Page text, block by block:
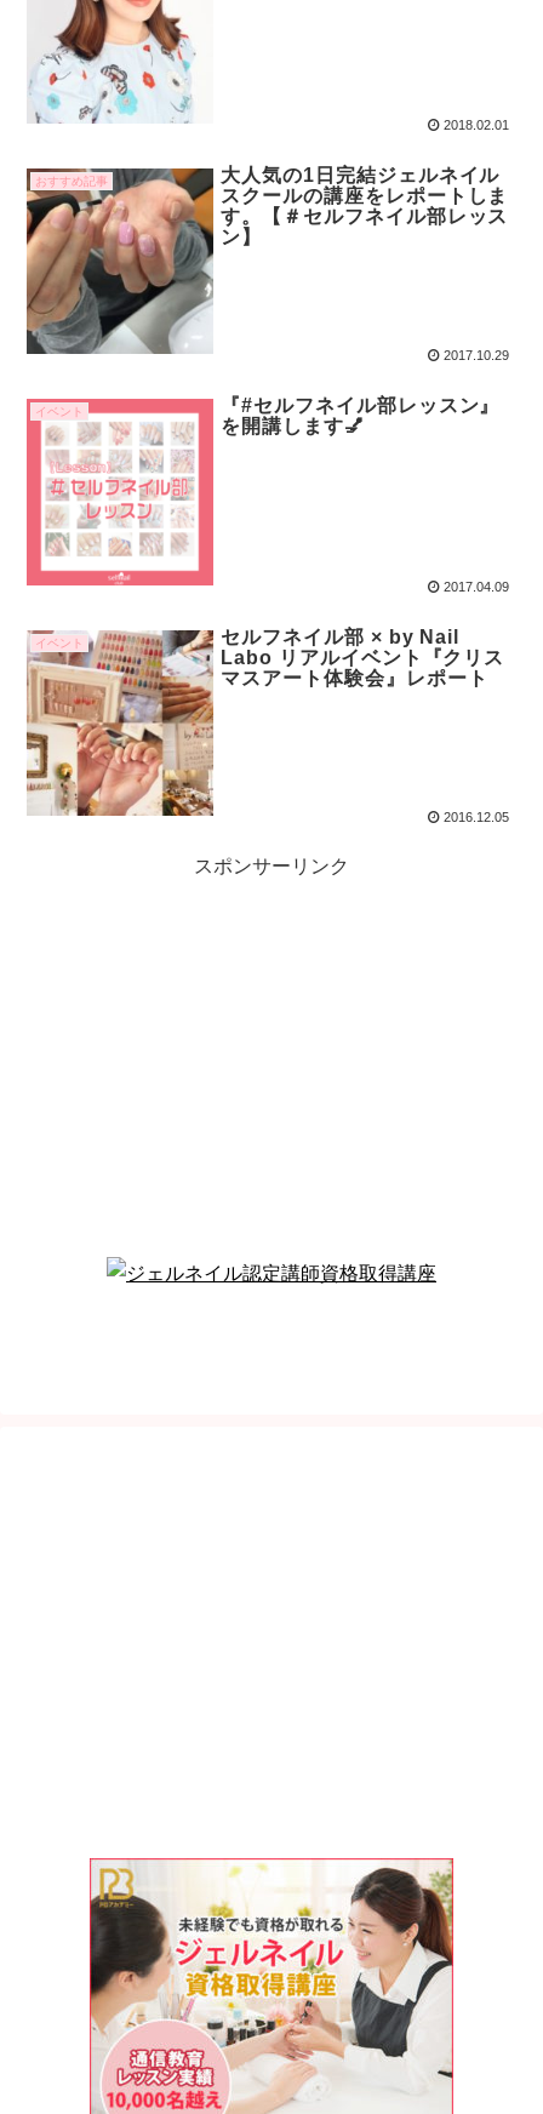
2018.02.01
おすすめ記事
大人気の1日完結ジェルネイル
スクールの講座をレポートしま
す。【＃セルフネイル部レッス
ン】
2017.10.29
イベント
『#セルフネイル部レッスン』
を開講します💅
2017.04.09
イベント
セルフネイル部 × by Nail
Labo リアルイベント『クリス
マスアート体験会』レポート
2016.12.05
スポンサーリンク